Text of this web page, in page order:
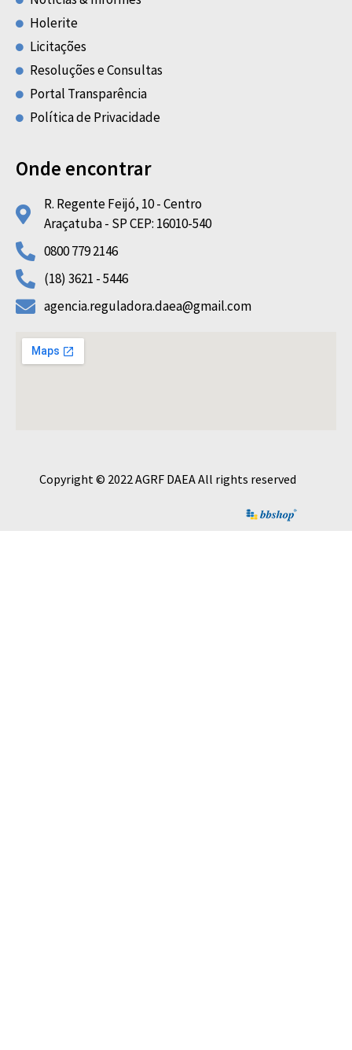
Holerite
Licitações
Resoluções e Consultas
Portal Transparência
Política de Privacidade
Onde encontrar
R. Regente Feijó, 10 - Centro
Araçatuba - SP CEP: 16010-540
0800 779 2146
(18) 3621 - 5446
agencia.reguladora.daea@gmail.com
Copyright © 2022 AGRF DAEA All rights reserved